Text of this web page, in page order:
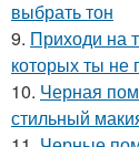
выбрать тон
9. Приходи на
которых ты не
10. Черная
стильный